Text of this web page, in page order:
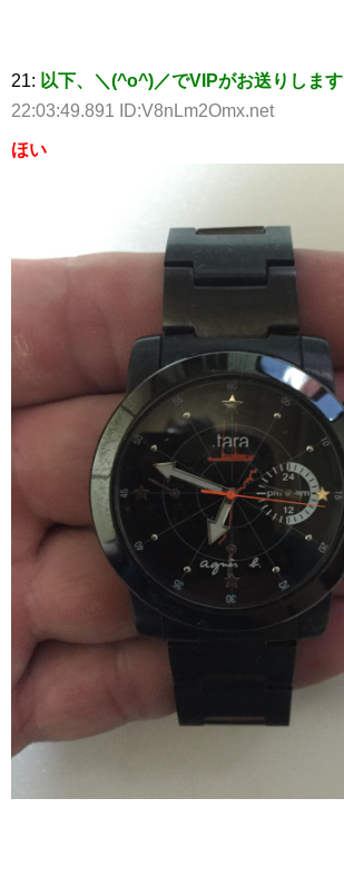
21: 以下、＼(^o^)／でVIPがお送りします
22:03:49.891 ID:V8nLm2Omx.net
ほい